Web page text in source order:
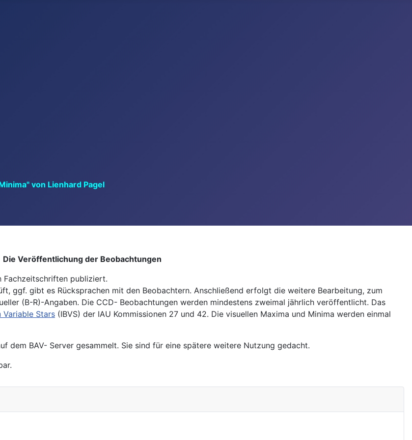
von Lienhard Pagel
Die Veröffentlichung der Beobachtungen
Fachzeitschriften publiziert.
ggf. gibt es Rücksprachen mit den Beobachtern. Anschließend erfolgt die weitere Bearbeitung, zum
(B-R)-Angaben. Die CCD- Beobachtungen werden mindestens zweimal jährlich veröffentlicht. Das
Stars (IBVS) der IAU Kommissionen 27 und 42. Die visuellen Maxima und Minima werden einmal
dem BAV- Server gesammelt. Sie sind für eine spätere weitere Nutzung gedacht.